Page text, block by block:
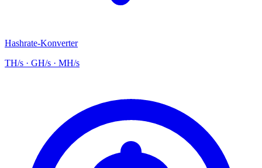
Hashrate-Konverter
TH/s · GH/s · MH/s